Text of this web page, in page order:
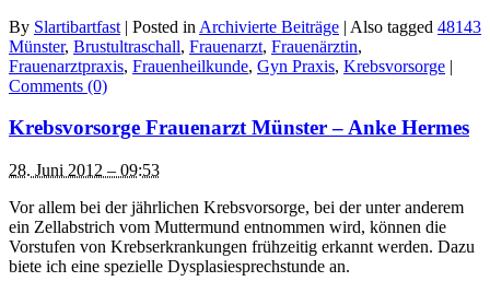
By Slartibartfast | Posted in Archivierte Beiträge | Also tagged 48143
Münster, Brustultraschall, Frauenarzt, Frauenärztin,
Frauenarztpraxis, Frauenheilkunde, Gyn Praxis, Krebsvorsorge |
Comments (0)
Krebsvorsorge Frauenarzt Münster – Anke Hermes
28. Juni 2012 – 09:53
Vor allem bei der jährlichen Krebsvorsorge, bei der unter anderem
ein Zellabstrich vom Muttermund entnommen wird, können die
Vorstufen von Krebserkrankungen frühzeitig erkannt werden. Dazu
biete ich eine spezielle Dysplasiesprechstunde an.